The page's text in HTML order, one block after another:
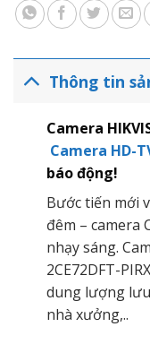
Thông tin
Camera
Camera HD-
báo động!
Bước tiến mới
đêm – camera
nhạy sáng.
2CE72DFT-
dung lượng
nhà xưởng,..